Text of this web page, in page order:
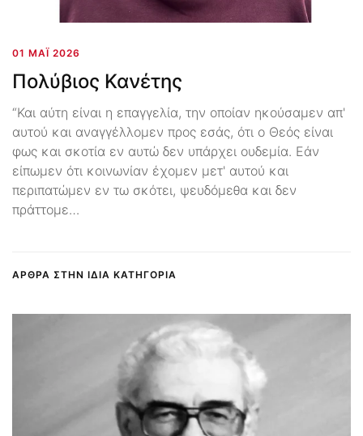
01 ΜΆΙ 2026
Πολύβιος Κανέτης
“Και αύτη είναι η επαγγελία, την οποίαν ηκούσαμεν απ'
αυτού και αναγγέλλομεν προς εσάς, ότι ο Θεός είναι
φως και σκοτία εν αυτώ δεν υπάρχει ουδεμία. Εάν
είπωμεν ότι κοινωνίαν έχομεν μετ' αυτού και
περιπατώμεν εν τω σκότει, ψευδόμεθα και δεν
πράττομε…
ΑΡΘΡΑ ΣΤΗΝ ΙΔΙΑ ΚΑΤΗΓΟΡΙΑ